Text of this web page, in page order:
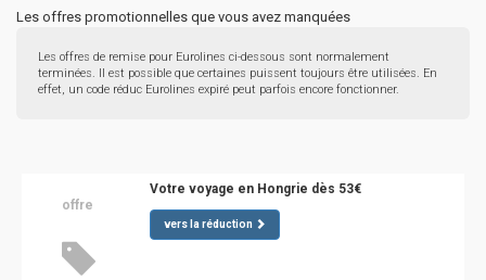
Les offres promotionnelles que vous avez manquées
Les offres de remise pour Eurolines ci-dessous sont normalement
terminées. Il est possible que certaines puissent toujours être utilisées. En
effet, un code réduc Eurolines expiré peut parfois encore fonctionner.
offre
Votre voyage en Hongrie dès 53€
vers la réduction